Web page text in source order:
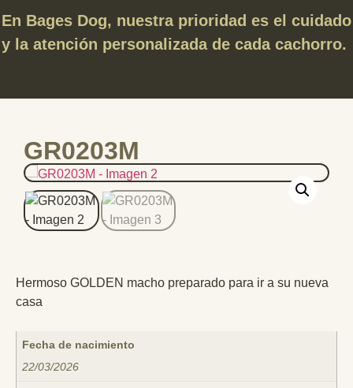
En Bages Dog, nuestra prioridad es el cuidado
y la atención personalizada de cada cachorro.
GR0203M
Hermoso GOLDEN macho preparado para ir a su nueva
casa
Fecha de nacimiento
22/03/2026